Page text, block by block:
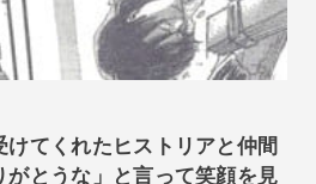
てくれたヒストリアと仲間
がとうな」と言って笑顔を見